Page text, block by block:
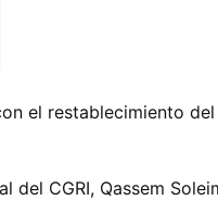
el restablecimiento
CGRI, Qassem